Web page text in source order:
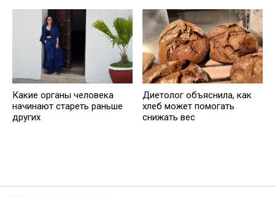
Какие органы человека
начинают стареть раньше
других
Диетолог объяснила, как
хлеб может помогать
снижать вес